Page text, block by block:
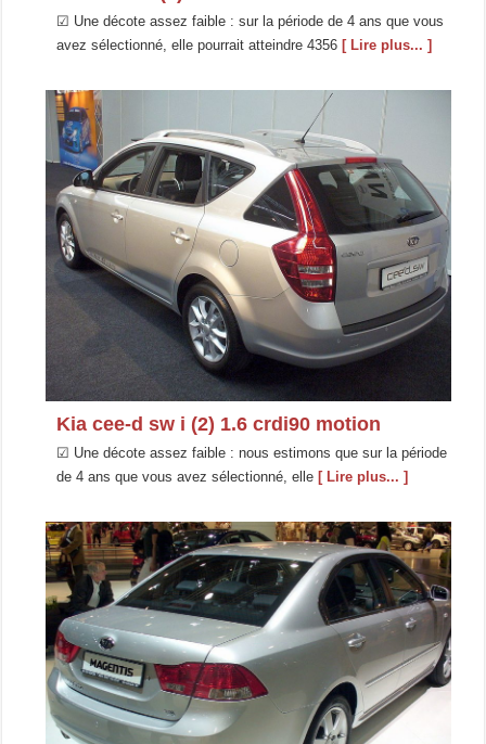
☑ Une décote assez faible : sur la période de 4 ans que vous
avez sélectionné, elle pourrait atteindre 4356 [ Lire plus... ]
Kia cee-d sw i (2) 1.6 crdi90 motion
☑ Une décote assez faible : nous estimons que sur la période
de 4 ans que vous avez sélectionné, elle [ Lire plus... ]